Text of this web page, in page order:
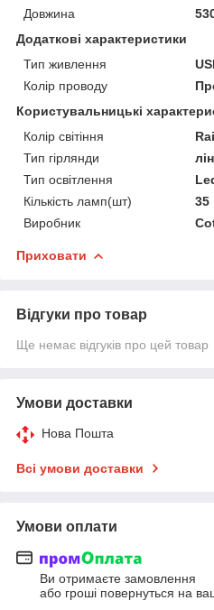
Довжина
Додаткові характеристики
Тип живлення
Колір проводу
Користувальницькі
Колір світіння
Тип гірлянди
Тип освітлення
Кількість ламп(шт)
35
Виробник
Приховати
Відгуки про товар
Ще немає відгуків про цей товар
Умови доставки
Нова Пошта
Всі умови доставки
Умови оплати
Ви отримаєте замовлення
або гроші повернуться на